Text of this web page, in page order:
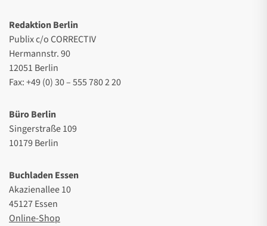
Redaktion Berlin
Publix c/o CORRECTIV
Hermannstr. 90
12051 Berlin
Fax: +49 (0) 30 – 555 780 2 20
Büro Berlin
Singerstraße 109
10179 Berlin
Buchladen Essen
Akazienallee 10
45127 Essen
Online-Shop